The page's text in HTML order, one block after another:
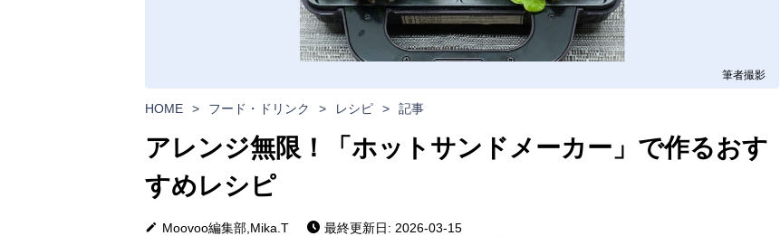
筆者撮影
HOME > フード・ドリンク > レシピ > 記事
アレンジ無限！「ホットサンドメーカー」で作るおす
すめレシピ
Moovoo編集部,Mika.T
最終更新日: 2026-03-15